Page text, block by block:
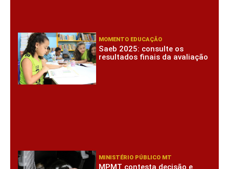
MOMENTO EDUCAÇÃO
Saeb 2025: consulte os
resultados finais da avaliação
MINISTÉRIO PÚBLICO MT
MPMT contesta decisão e